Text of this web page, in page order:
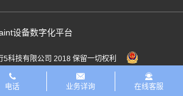
能核心平台能力，与工厂设备进行融
准确率高的缺陷检测工具，替代传统
升运营效率。恒行5的EMS能源管理系
耗（电、水、燃气、蒸汽、CDA）等
设备数字化平台
科技有限公司 2018 保留一切权利
电话 业务详询 在线客服